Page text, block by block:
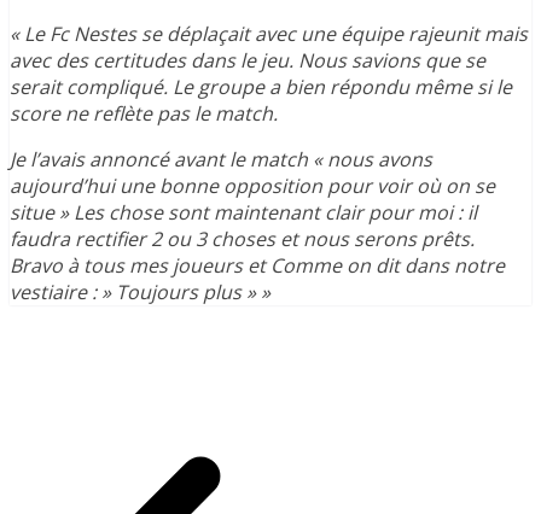
« Le Fc Nestes se déplaçait avec une équipe rajeunit mais
avec des certitudes dans le jeu. Nous savions que se
serait compliqué. Le groupe a bien répondu même si le
score ne reflète pas le match.
Je l’avais annoncé avant le match « nous avons
aujourd’hui une bonne opposition pour voir où on se
situe » Les chose sont maintenant clair pour moi : il
faudra rectifier 2 ou 3 choses et nous serons prêts.
Bravo à tous mes joueurs et Comme on dit dans notre
vestiaire : » Toujours plus » »